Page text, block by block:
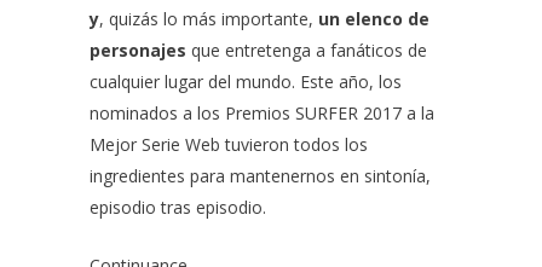
y, quizás lo más importante, un elenco de
personajes que entretenga a fanáticos de
cualquier lugar del mundo. Este año, los
nominados a los Premios SURFER 2017 a la
Mejor Serie Web tuvieron todos los
ingredientes para mantenernos en sintonía,
episodio tras episodio.